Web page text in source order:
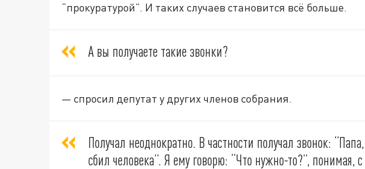
“прокуратурой”. И таких случаев становится всё больше.
А вы получаете такие звонки?
— спросил депутат у других членов собрания.
Получал неоднократно. В частности получал звонок:
сбил человека”. Я ему говорю: “Что нужно-то?”, понимая,